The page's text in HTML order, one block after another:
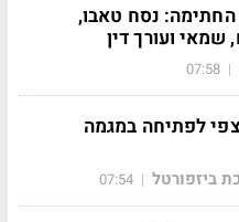
החתימה: נסח טאבו,
שמאי ועורך דין
|
07:58
לפתיחה במגמה
ביזפורטל |
07:54